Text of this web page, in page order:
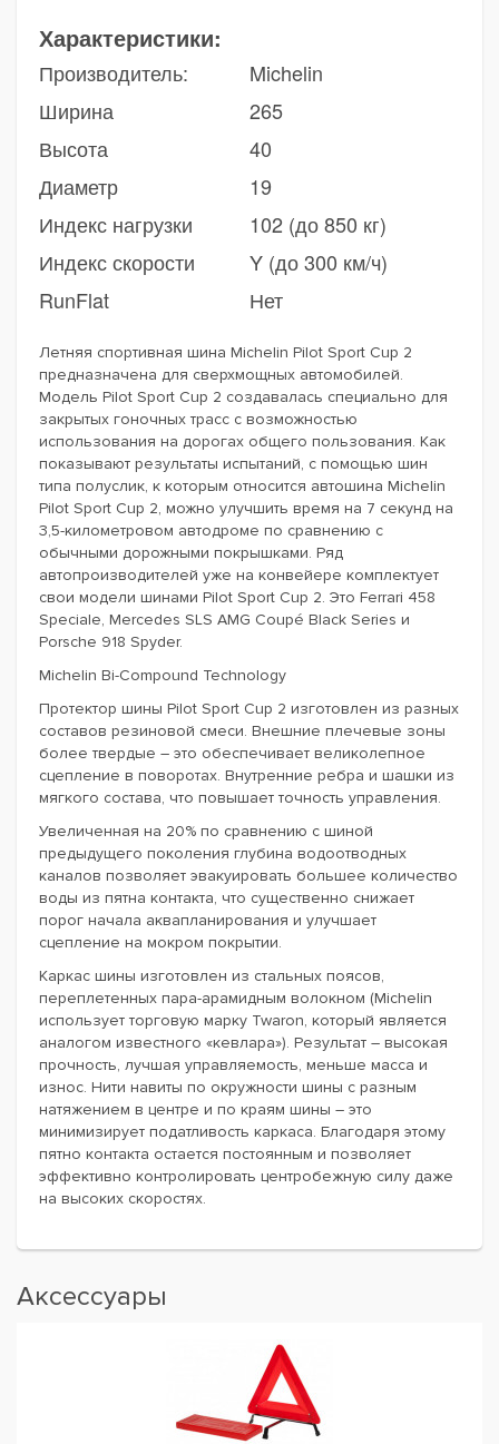
Характеристики:
Производитель:
Michelin
Ширина
265
Высота
40
Диаметр
19
Индекс нагрузки
102 (до 850 кг)
Индекс скорости
Y (до 300 км/ч)
RunFlat
Нет
Летняя спортивная шина Michelin Pilot Sport Cup 2
предназначена для сверхмощных автомобилей.
Модель Pilot Sport Cup 2 создавалась специально для
закрытых гоночных трасс с возможностью
использования на дорогах общего пользования. Как
показывают результаты испытаний, с помощью шин
типа полуслик, к которым относится автошина Michelin
Pilot Sport Cup 2, можно улучшить время на 7 секунд на
3,5-километровом автодроме по сравнению с
обычными дорожными покрышками. Ряд
автопроизводителей уже на конвейере комплектует
свои модели шинами Pilot Sport Cup 2. Это Ferrari 458
Speciale, Mercedes SLS AMG Coupé Black Series и
Porsche 918 Spyder.
Michelin Bi-Compound Technology
Протектор шины Pilot Sport Cup 2 изготовлен из разных
составов резиновой смеси. Внешние плечевые зоны
более твердые – это обеспечивает великолепное
сцепление в поворотах. Внутренние ребра и шашки из
мягкого состава, что повышает точность управления.
Увеличенная на 20% по сравнению с шиной
предыдущего поколения глубина водоотводных
каналов позволяет эвакуировать большее количество
воды из пятна контакта, что существенно снижает
порог начала аквапланирования и улучшает
сцепление на мокром покрытии.
Каркас шины изготовлен из стальных поясов,
переплетенных пара-арамидным волокном (Michelin
использует торговую марку Twaron, который является
аналогом известного «кевлара»). Результат – высокая
прочность, лучшая управляемость, меньше масса и
износ. Нити навиты по окружности шины с разным
натяжением в центре и по краям шины – это
минимизирует податливость каркаса. Благодаря этому
пятно контакта остается постоянным и позволяет
эффективно контролировать центробежную силу даже
на высоких скоростях.
Аксессуары